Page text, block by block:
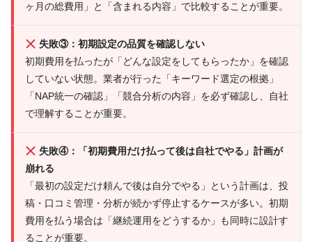
ヶ月の総費用」と「含まれる内容」で比較することが重要。
失敗③：初期設定の品質を確認しない
初期費用を払ったが「どんな設定をしてもらったか」を確認
していない状態。業者が行った「キーワード選定の根拠」
「NAP統一の確認」「競合分析の内容」を必ず確認し、自社
で理解することが重要。
失敗④：「初期費用だけ払って後は自社でやる」計画が
崩れる
「最初の設定だけ頼んで後は自分でやる」という計画は、投
稿・口コミ管理・分析が続かず停止するケースが多い。初期
費用を払う場合は「継続運用をどうするか」も同時に設計す
ることが重要。